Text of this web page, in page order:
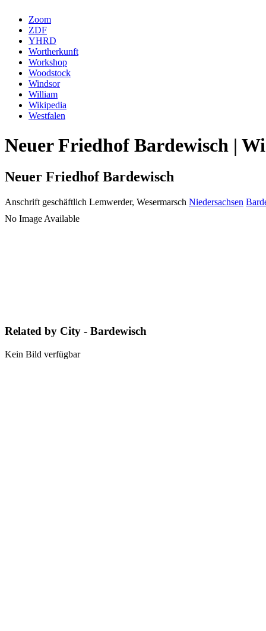
Zoom
ZDF
YHRD
Wortherkunft
Workshop
Woodstock
Windsor
William
Wikipedia
Westfalen
Neuer Friedhof Bardewisch |
Neuer Friedhof Bardewisch
Anschrift geschäftlich Lemwerder, Wesermarsch Niedersachsen
No Image Available
Related by City - Bardewisch
Kein Bild verfügbar